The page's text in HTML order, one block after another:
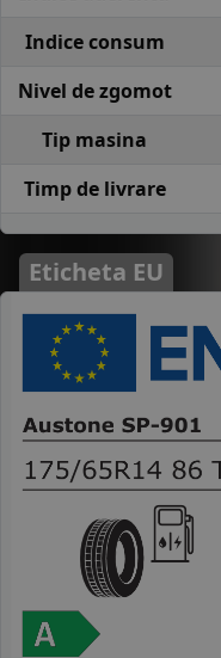
Indice consum
Nivel de zgomot
Tip masina
Timp de livrare
Eticheta EU